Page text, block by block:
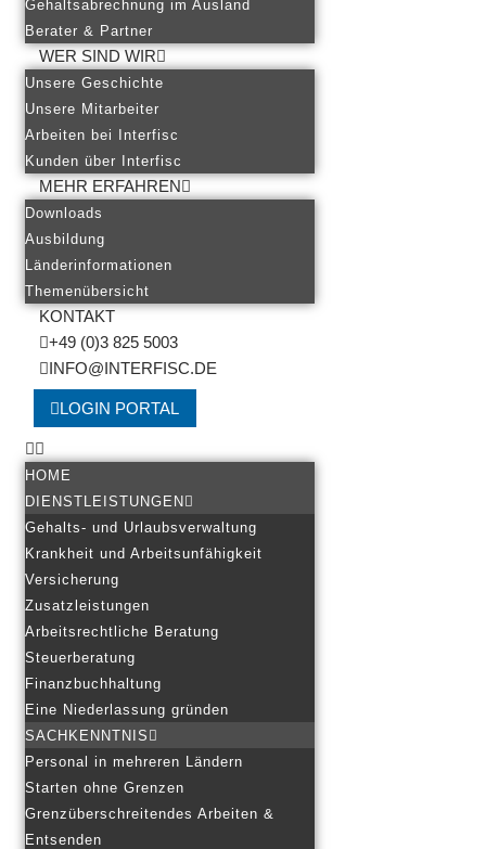
Gehaltsabrechnung im Ausland
Berater & Partner
WER SIND WIR
Unsere Geschichte
Unsere Mitarbeiter
Arbeiten bei Interfisc
Kunden über Interfisc
MEHR ERFAHREN
Downloads
Ausbildung
Länderinformationen
Themenübersicht
KONTAKT
+49 (0)3 825 5003
INFO@INTERFISC.DE
LOGIN PORTAL
HOME
DIENSTLEISTUNGEN
Gehalts- und Urlaubsverwaltung
Krankheit und Arbeitsunfähigkeit
Versicherung
Zusatzleistungen
Arbeitsrechtliche Beratung
Steuerberatung
Finanzbuchhaltung
Eine Niederlassung gründen
SACHKENNTNIS
Personal in mehreren Ländern
Starten ohne Grenzen
Grenzüberschreitendes Arbeiten &
Entsenden